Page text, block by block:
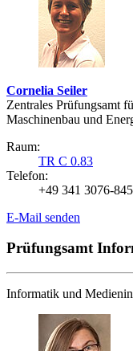
Cornelia Seiler
Zentrales Prüfungsamt
Maschinenbau und
Raum:
TR C 0.83
Telefon:
+49 341 3076-
E-Mail senden
Prüfungsamt
Informatik und